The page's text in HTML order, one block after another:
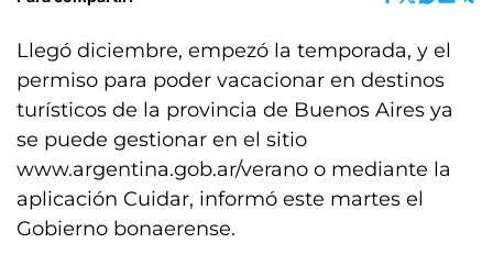
Llegó diciembre, empezó la temporada, y el
permiso para poder vacacionar en destinos
turísticos de la provincia de Buenos Aires ya
se puede gestionar en el sitio
www.argentina.gob.ar/verano o mediante la
aplicación Cuidar, informó este martes el
Gobierno bonaerense.